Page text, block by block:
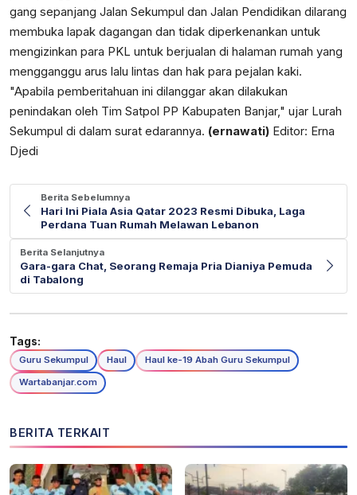
gang sepanjang Jalan Sekumpul dan Jalan Pendidikan dilarang
membuka lapak dagangan dan tidak diperkenankan untuk
mengizinkan para PKL untuk berjualan di halaman rumah yang
mengganggu arus lalu lintas dan hak para pejalan kaki.
"Apabila pemberitahuan ini dilanggar akan dilakukan
penindakan oleh Tim Satpol PP Kabupaten Banjar," ujar Lurah
Sekumpul di dalam surat edarannya. (ernawati) Editor: Erna
Djedi
Berita Sebelumnya
Hari Ini Piala Asia Qatar 2023 Resmi Dibuka, Laga
Perdana Tuan Rumah Melawan Lebanon
Berita Selanjutnya
Gara-gara Chat, Seorang Remaja Pria Dianiya Pemuda
di Tabalong
Tags:
Guru Sekumpul Haul
Haul ke-19 Abah Guru Sekumpul
Wartabanjar.com
BERITA TERKAIT